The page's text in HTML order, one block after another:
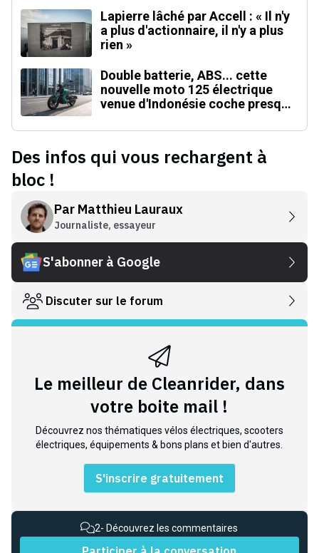
Lapierre lâché par Accell : « Il n'y
a plus d'actionnaire, il n'y a plus
rien »
Double batterie, ABS... cette
nouvelle moto 125 électrique
venue d'Indonésie coche presque
Des infos qui vous rechargent à
bloc !
Par Matthieu Lauraux
Journaliste, essayeur
S'abonner à Google
Discuter sur le forum
Le meilleur de Cleanrider, dans
votre boite mail !
Découvrez nos thématiques vélos électriques, scooters
électriques, équipements & bons plans et bien d'autres.
S'inscrire gratuitement
2- Découvrez les commentaires